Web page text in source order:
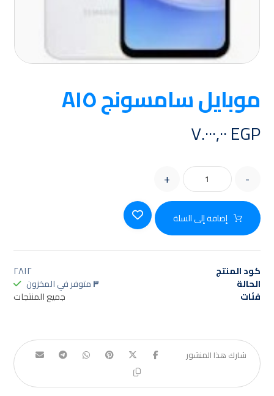
موبايل سامسونج A١٥
EGP
-
+
إضافة إلى السلة
كود المنتج ٢٨١٢
الحالة ٣متوفر في المخزون
فئات جميع المنتجات